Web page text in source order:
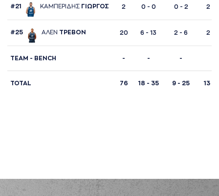
#21 ΚAΜΠΕΡΙΔΗΣ ΓΙΩΡΓΟΣ 2 0 - 0 0 - 2 2 -
#25 AΛΕΝ ΤΡΕΒΟΝ 20 6 - 13 2 - 6 2 -
TΕΑΜ - BENCH - - -
TOTAL 76 18 - 35 9 - 25 13 -